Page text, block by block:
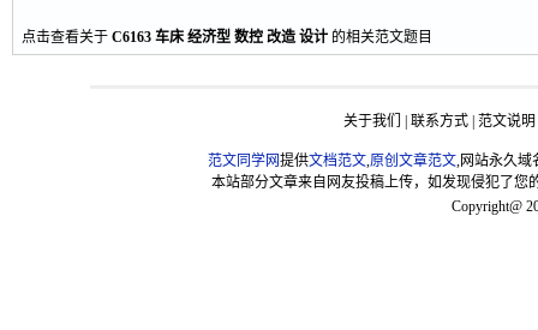
点击查看关于 C6163 车床 经济型 数控 改造 设计 的相关范文题目
关于我们 联系方式 范文说明
范文同学网提供文档范文,原创文章范文,网站永久域
本站部分文章来自网友投稿上传，如发现侵犯了您
Copyright@